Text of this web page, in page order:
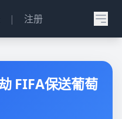
| 注册
FIFA保送葡萄